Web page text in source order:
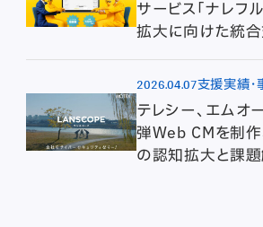
サービス「ナレフ
拡大に向けた統
2026.04.07支援実績・
テレシー、エムオ
弾Web CMを制作
の認知拡大と課